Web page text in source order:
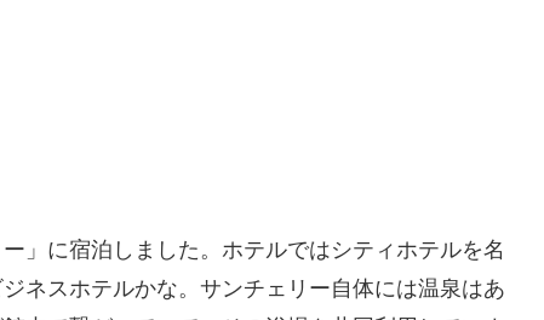
」に宿泊しました。ホテルではシティホテルを名
ネスホテルかな。サンチェリー自体には温泉はあ